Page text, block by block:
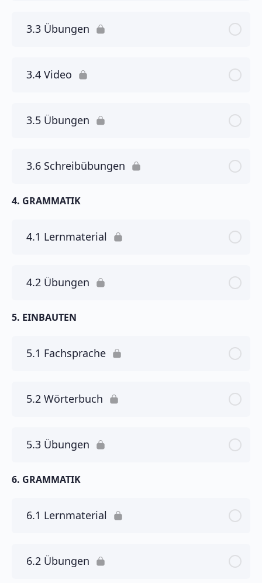
3.3 Übungen
3.4 Video
3.5 Übungen
3.6 Schreibübungen
4. GRAMMATIK
4.1 Lernmaterial
4.2 Übungen
5. EINBAUTEN
5.1 Fachsprache
5.2 Wörterbuch
5.3 Übungen
6. GRAMMATIK
6.1 Lernmaterial
6.2 Übungen